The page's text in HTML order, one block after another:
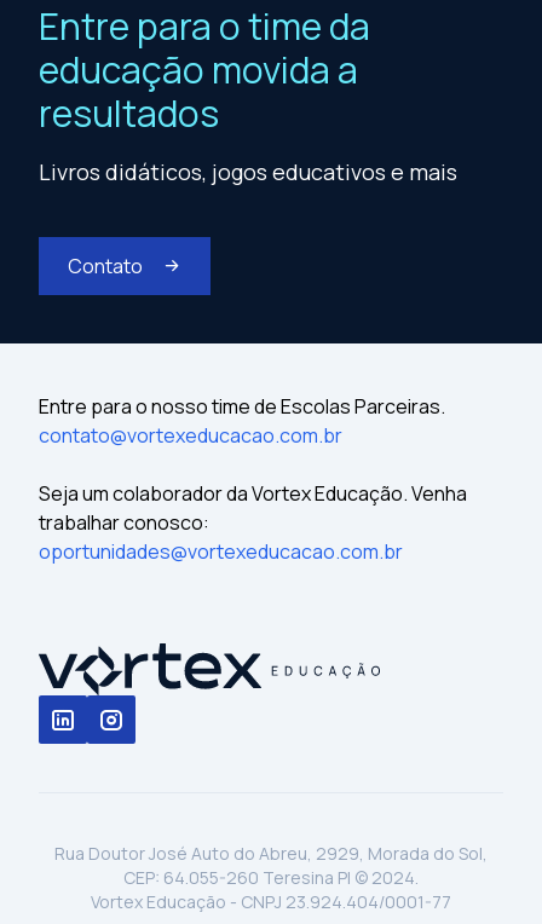
Entre para o time da
educação movida a
resultados
Livros didáticos, jogos educativos e mais
Contato
Entre para o nosso time de Escolas Parceiras.
contato@vortexeducacao.com.br
Seja um colaborador da Vortex Educação. Venha
trabalhar conosco:
oportunidades@vortexeducacao.com.br
Rua Doutor José Auto do Abreu, 2929, Morada do Sol,
CEP: 64.055-260 Teresina PI © 2024.
Vortex Educação - CNPJ 23.924.404/0001-77